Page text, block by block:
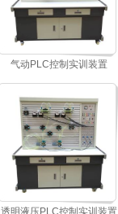
气动PLC控制实训装置
透明液压PLC控制实训装置